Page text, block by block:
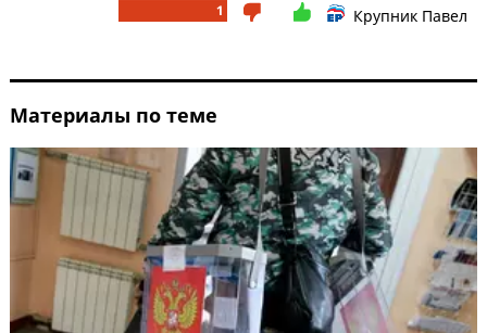
1 Крупник Павел
Материалы по теме